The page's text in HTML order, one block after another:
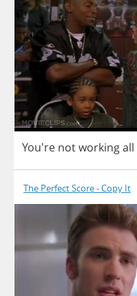
You're notworkingall
The Perfect Score - Copy It